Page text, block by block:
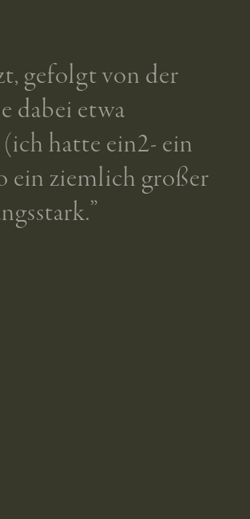
gefolgt von der
dabei etwa
hatte ein2- ein
ein ziemlich großer